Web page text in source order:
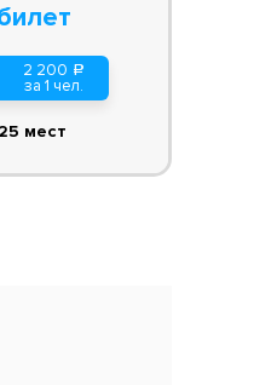
2 200 a
за 1 чел.
25 мест